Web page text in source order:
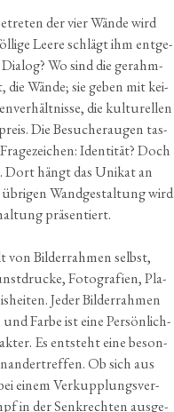
der vier Wän­de wird
Lee­re schlägt ihm ent­ge­
Wo sind die gerahm­
Wän­de; sie geben mit kei­
die kul­tu­rel­len
Die Besu­cher­augen tas­
Iden­ti­tät? Doch
Dort hängt das Uni­kat an
Wand­ge­stal­tung wird
präsentiert.
von Bil­der­rah­men selbst,
Foto­gra­fien, Pla­
Jeder Bil­der­rah­men
Far­be ist eine Per­sön­lich­
Es ent­steht eine beson­
Ob sich aus
einem Ver­kupp­lungs­ver­
in der Senk­rech­ten aus­ge­